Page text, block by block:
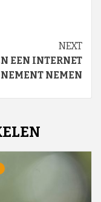
NEXT
EEN INTERNET
NEMEN